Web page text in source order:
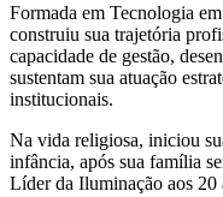
Formada em Tecnologia
construiu sua trajetória
capacidade de gestão,
sustentam sua atuação
institucionais.
Na vida religiosa, iniciou
infância, após sua família
Líder da Iluminação aos 20